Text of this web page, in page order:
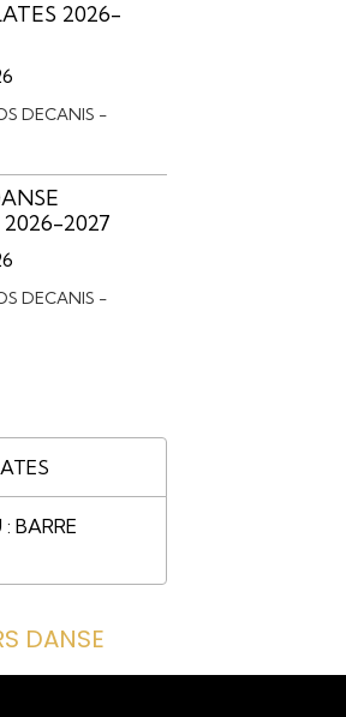
2026-
DECANIS -
2026-2027
DECANIS -
BARRE
DANSE